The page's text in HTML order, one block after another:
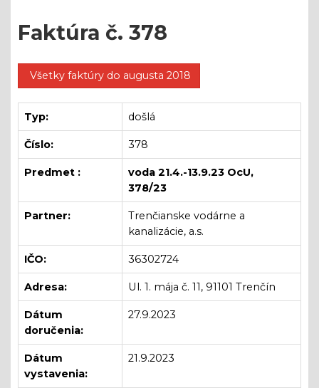
Faktúra č. 378
Všetky faktúry do augusta 2018
Typ: došlá
Číslo: 378
Predmet :
voda 21.4.-13.9.23 OcU,
378/23
Partner:
Trenčianske vodárne a
kanalizácie, a.s.
IČO: 36302724
Adresa: Ul. 1. mája č. 11, 91101 Trenčín
Dátum
doručenia:
27.9.2023
Dátum
vystavenia:
21.9.2023